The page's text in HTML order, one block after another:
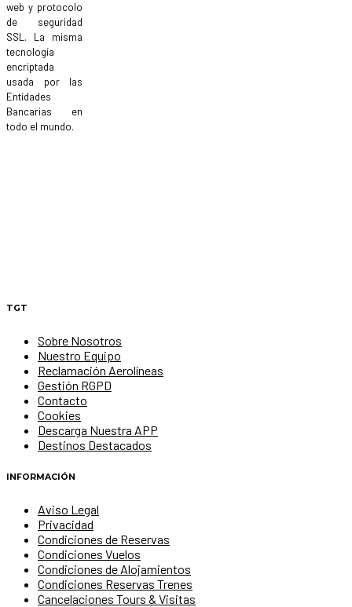
web y protocolo
de seguridad
SSL. La misma
tecnología
encriptada
usada por las
Entidades
Bancarias en
todo el mundo.
TGT
Sobre Nosotros
Nuestro Equipo
Reclamación Aerolíneas
Gestión RGPD
Contacto
Cookies
Descarga Nuestra APP
Destinos Destacados
INFORMACIÓN
Aviso Legal
Privacidad
Condiciones de Reservas
Condiciones Vuelos
Condiciones de Alojamientos
Condiciones Reservas Trenes
Cancelaciones Tours & Visitas